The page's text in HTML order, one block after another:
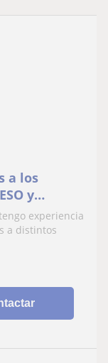
a los
y
experiencia
a distintos